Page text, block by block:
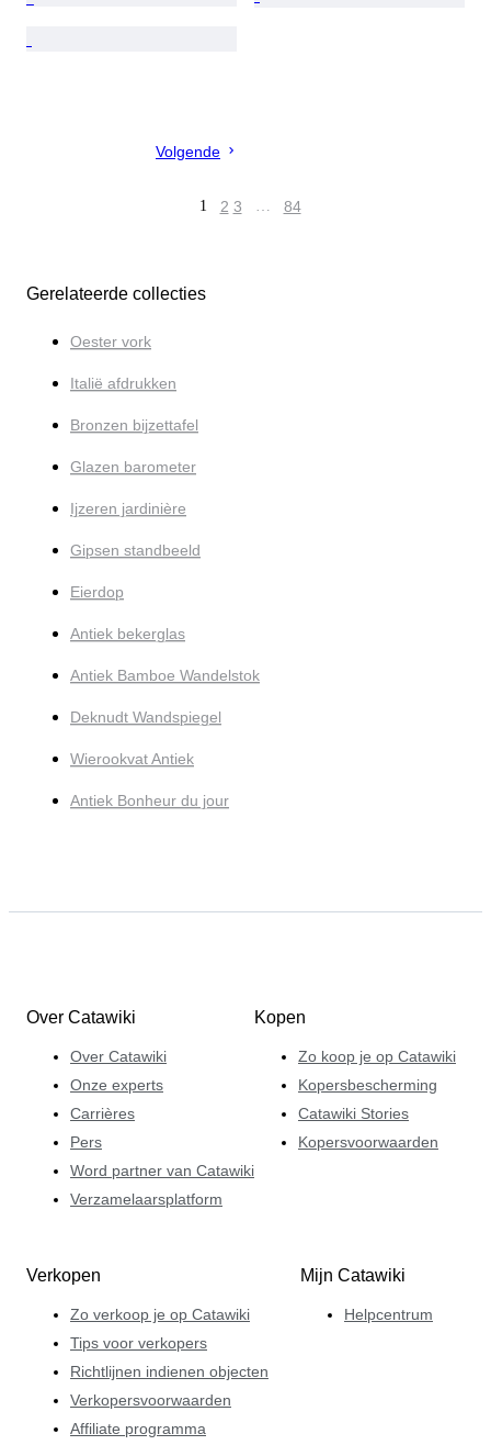
Volgende
1 2 3 … 84
Gerelateerde collecties
Oester vork
Italië afdrukken
Bronzen bijzettafel
Glazen barometer
Ijzeren jardinière
Gipsen standbeeld
Eierdop
Antiek bekerglas
Antiek Bamboe Wandelstok
Deknudt Wandspiegel
Wierookvat Antiek
Antiek Bonheur du jour
Over Catawiki
Over Catawiki
Onze experts
Carrières
Pers
Word partner van Catawiki
Verzamelaarsplatform
Kopen
Zo koop je op Catawiki
Kopersbescherming
Catawiki Stories
Kopersvoorwaarden
Verkopen
Zo verkoop je op Catawiki
Tips voor verkopers
Richtlijnen indienen objecten
Verkopersvoorwaarden
Affiliate programma
Mijn Catawiki
Helpcentrum